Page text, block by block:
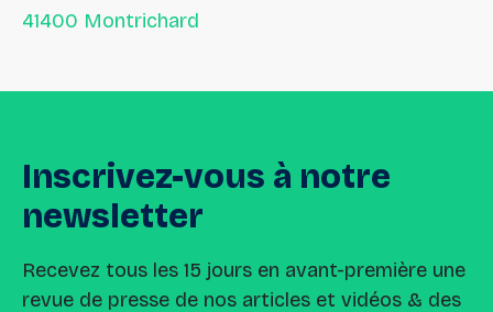
41400 Montrichard
Inscrivez-vous à notre
newsletter
Recevez tous les 15 jours en avant-première une
revue de presse de nos articles et vidéos & des